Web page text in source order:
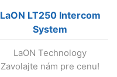
LaON LT250 Intercom
System
LaON Technology
Zavolajte nám pre cenu!